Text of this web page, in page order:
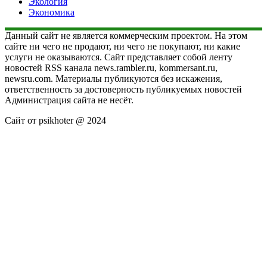
Экономика
Данный сайт не является коммерческим проектом. На этом
сайте ни чего не продают, ни чего не покупают, ни какие
услуги не оказываются. Сайт представляет собой ленту
новостей RSS канала news.rambler.ru, kommersant.ru,
newsru.com. Материалы публикуются без искажения,
ответственность за достоверность публикуемых новостей
Администрация сайта не несёт.
Сайт от psikhoter @ 2024